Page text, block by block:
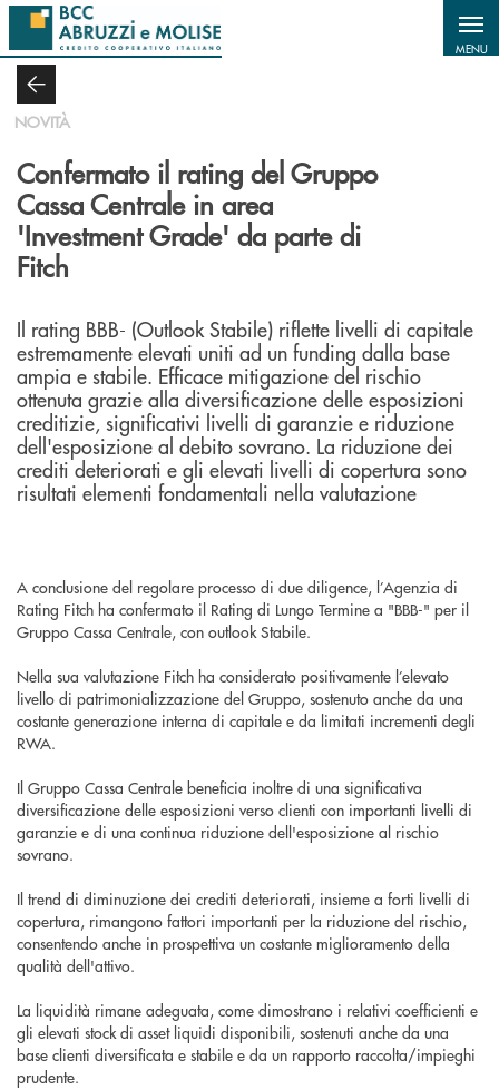
Salta al contenuto principale
MENU
NOVITÀ
Confermato il rating del Gruppo
Cassa Centrale in area
'Investment Grade' da parte di
Fitch
Il rating BBB- (Outlook Stabile) riflette livelli di capitale
estremamente elevati uniti ad un funding dalla base
ampia e stabile. Efficace mitigazione del rischio
ottenuta grazie alla diversificazione delle esposizioni
creditizie, significativi livelli di garanzie e riduzione
dell'esposizione al debito sovrano. La riduzione dei
crediti deteriorati e gli elevati livelli di copertura sono
risultati elementi fondamentali nella valutazione
A conclusione del regolare processo di due diligence, l’Agenzia di
Rating Fitch ha confermato il Rating di Lungo Termine a "BBB-" per il
Gruppo Cassa Centrale, con outlook Stabile.
Nella sua valutazione Fitch ha considerato positivamente l’elevato
livello di patrimonializzazione del Gruppo, sostenuto anche da una
costante generazione interna di capitale e da limitati incrementi degli
RWA.
Il Gruppo Cassa Centrale beneficia inoltre di una significativa
diversificazione delle esposizioni verso clienti con importanti livelli di
garanzie e di una continua riduzione dell'esposizione al rischio
sovrano.
Il trend di diminuzione dei crediti deteriorati, insieme a forti livelli di
copertura, rimangono fattori importanti per la riduzione del rischio,
consentendo anche in prospettiva un costante miglioramento della
qualità dell'attivo.
La liquidità rimane adeguata, come dimostrano i relativi coefficienti e
gli elevati stock di asset liquidi disponibili, sostenuti anche da una
base clienti diversificata e stabile e da un rapporto raccolta/impieghi
prudente.